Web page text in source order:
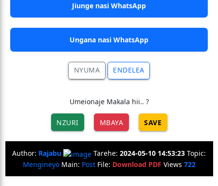
Jiunge nasi WhatsApp
Ungana nasi WhatsApp
NYUMA ENDELEA
Umeionaje Makala hii.. ?
NZURI MBAYA SAVE
Author: Rajabu Tarehe: 2024-05-10 14:53:23 Topic:
MengineyoMain: PostFile: Download PDF Views 722